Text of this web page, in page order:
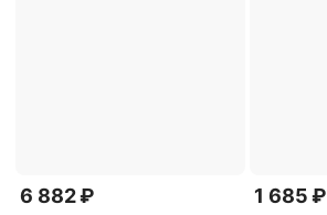
6 882 ₽ 1 685 ₽